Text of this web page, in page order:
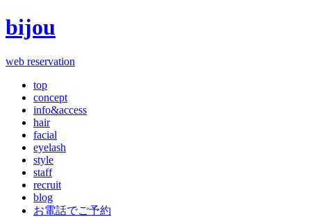
bijou
web reservation
top
concept
info&access
hair
facial
eyelash
style
staff
recruit
blog
お電話でご予約